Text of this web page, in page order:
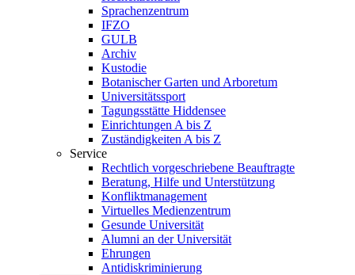
Sprachenzentrum
IFZO
GULB
Archiv
Kustodie
Botanischer Garten und Arboretum
Universitätssport
Tagungsstätte Hiddensee
Einrichtungen A bis Z
Zuständigkeiten A bis Z
Service
Rechtlich vorgeschriebene Beauftragte
Beratung, Hilfe und Unterstützung
Konfliktmanagement
Virtuelles Medienzentrum
Gesunde Universität
Alumni an der Universität
Ehrungen
Antidiskriminierung